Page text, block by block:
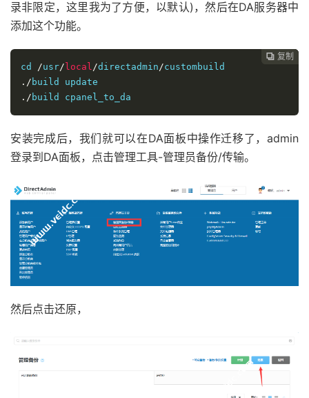
录非限定，这里我为了方便，以默认)，然后在DA服务器中
添加这个功能。
 复制
 复制
 复制
cd /usr/ local/directadmin/
./
./ build cpanel_to_da
安装完成后，我们就可以在DA面板中操作迁移了，admin
登录到DA面板，点击管理工具-管理员备份/传输。
然后点击还原，